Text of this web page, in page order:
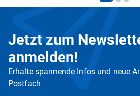
Jetzt zum
anmelden!
Erhalte spannende Infos und neue
Postfach